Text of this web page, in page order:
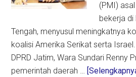
(PMI)
bekerja di
Tengah, menyusul meningkatnya
koalisi Amerika Serikat serta
DPRD Jatim, Wara Sundari Renny
pemerintah daerah …